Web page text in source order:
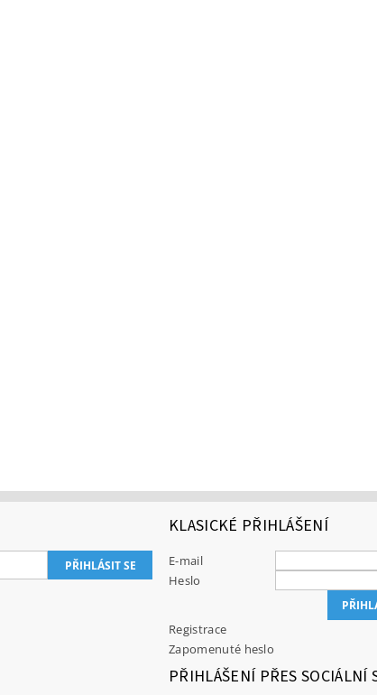
KLASICKÉ PŘIHLÁŠENÍ
E-mail
Heslo
Registrace
Zapomenuté heslo
PŘIHLÁŠENÍ PŘES SOCIÁLNÍ